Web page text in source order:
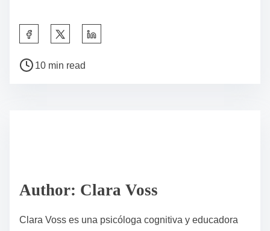
a
p
s
P
t
10 min read
Author: Clara Voss
Clara Voss es una psicóloga cognitiva y educadora